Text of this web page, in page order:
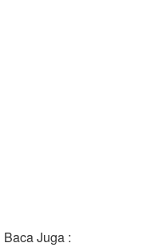
Baca Juga :